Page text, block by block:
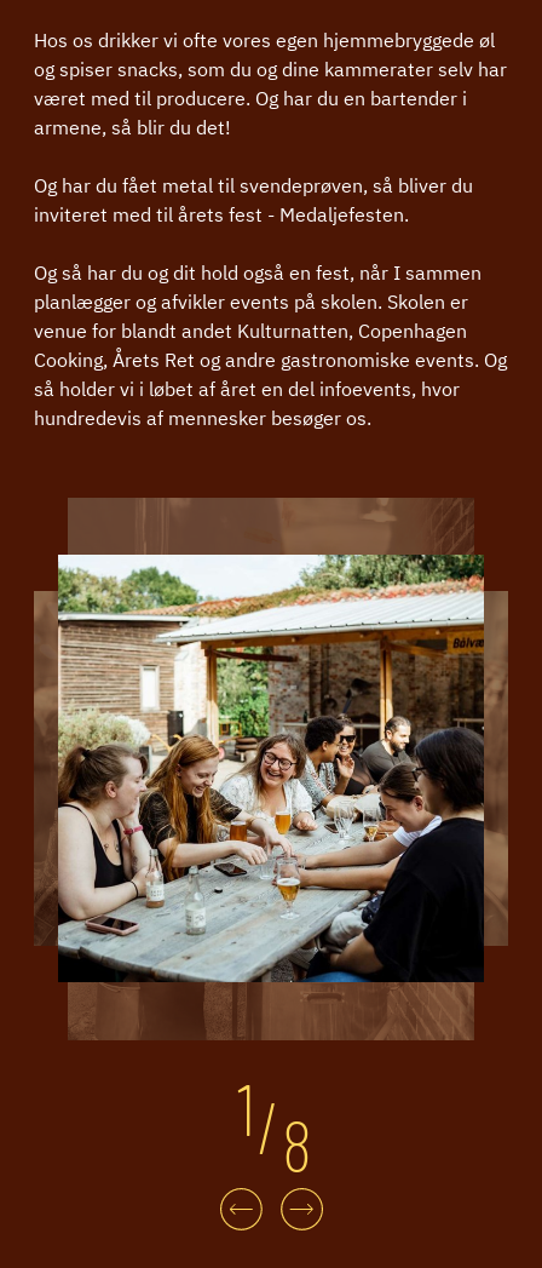
Hos os drikker vi ofte vores egen hjemmebryggede øl
og spiser snacks, som du og dine kammerater selv har
været med til producere. Og har du en bartender i
armene, så blir du det!
Og har du fået metal til svendeprøven, så bliver du
inviteret med til årets fest - Medaljefesten.
Og så har du og dit hold også en fest, når I sammen
planlægger og afvikler events på skolen. Skolen er
venue for blandt andet Kulturnatten, Copenhagen
Cooking, Årets Ret og andre gastronomiske events. Og
så holder vi i løbet af året en del infoevents, hvor
hundredevis af mennesker besøger os.
1/8